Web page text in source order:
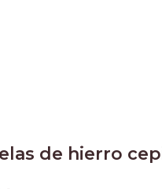
de hierro